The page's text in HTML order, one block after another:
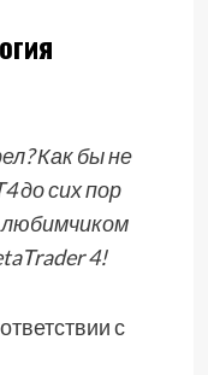
Как бы не
до сих пор
4!
с